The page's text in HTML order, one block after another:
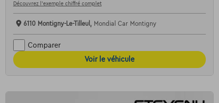
Découvrez l’exemple chiffré complet
6110 Montigny-Le-Tilleul, Mondial Car Montigny
Comparer
Voir le véhicule